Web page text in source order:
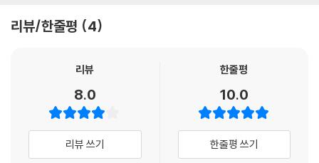
중히 비판하고 불교 본연의 모습으로 돌아올 것을 강력하게 주창하였다. -
아홉 개의 산문을 중심으로 새로운 불교운동이 전개되는데, 이를 흔히 ‘구
산선문(九山禪門)’이라 부른다. 이 외에도 네다섯 군데 산문이 더 있었다
전해지고 있다. 이러한 산문들은 신라 말부터 고려 초에 이르기까지 백여
년에 걸쳐 맥을 이어 오는데, 단순히 중국의 선불교를 소개하는 차원이 아
니라 새로운 시대의 이념을 제시해야 하는 시대적 과제를 안고 있었다. ---
고의 문인 최치원. 이들은 신라 말기 골품제와 귀족들의 폐단, 그로 인해 타
의 싸움이 끊이지 않고, 기근과 역병·귀족들의 수탈에 날로 피폐해졌던 신
잃어 가고 있었다. 왕과 귀족 이외에 접근조차 어려웠던 그들만의 리그가
된 것이다.
유학승들이 귀국한 시기는 대체로 신라 말기에 해당된다. 이때는 정치·사
리뷰/한줄평 4
리뷰
8.0
리뷰 쓰기
한줄평
10.0
한줄평 쓰기